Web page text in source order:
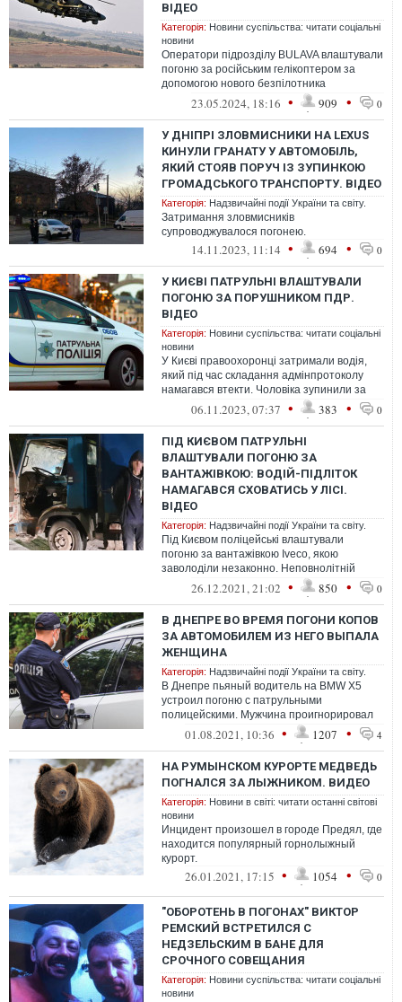
ВІДЕО
Категорія: Новини суспільства: читати соціальні
новини
Оператори підрозділу BULAVA влаштували
погоню за російським гелікоптером за
допомогою нового безпілотника
українського виробництва
23.05.2024, 18:16 • 909 • 0
У ДНІПРІ ЗЛОВМИСНИКИ НА LEXUS
КИНУЛИ ГРАНАТУ У АВТОМОБІЛЬ,
ЯКИЙ СТОЯВ ПОРУЧ ІЗ ЗУПИНКОЮ
ГРОМАДСЬКОГО ТРАНСПОРТУ. ВІДЕО
Категорія: Надзвичайні події України та світу.
Затримання зловмисників
супроводжувалося погонею.
14.11.2023, 11:14 • 694 • 0
У КИЄВІ ПАТРУЛЬНІ ВЛАШТУВАЛИ
ПОГОНЮ ЗА ПОРУШНИКОМ ПДР.
ВІДЕО
Категорія: Новини суспільства: читати соціальні
новини
У Києві правоохоронці затримали водія,
який під час складання адмінпротоколу
намагався втекти. Чоловіка зупинили за
порушення ПДР, проте він поводився...
06.11.2023, 07:37 • 383 • 0
ПІД КИЄВОМ ПАТРУЛЬНІ
ВЛАШТУВАЛИ ПОГОНЮ ЗА
ВАНТАЖІВКОЮ: ВОДІЙ-ПІДЛІТОК
НАМАГАВСЯ СХОВАТИСЬ У ЛІСІ.
ВІДЕО
Категорія: Надзвичайні події України та світу.
Під Києвом поліцейські влаштували
погоню за вантажівкою Iveco, якою
заволоділи незаконно. Неповнолітній
водій спершу намагався втекти, а
26.12.2021, 21:02 • 850 • 0
В ДНЕПРЕ ВО ВРЕМЯ ПОГОНИ КОПОВ
ЗА АВТОМОБИЛЕМ ИЗ НЕГО ВЫПАЛА
ЖЕНЩИНА
Категорія: Надзвичайні події України та світу.
В Днепре пьяный водитель на BMW X5
устроил погоню с патрульными
полицейскими. Мужчина проигнорировал
требование правоохранителей
остановиться и продол...
01.08.2021, 10:36 • 1207 • 4
НА РУМЫНСКОМ КУРОРТЕ МЕДВЕДЬ
ПОГНАЛСЯ ЗА ЛЫЖНИКОМ. ВИДЕО
Категорія: Новини в світі: читати останні світові
новини
Инцидент произошел в городе Предял, где
находится популярный горнолыжный
курорт.
26.01.2021, 17:15 • 1054 • 0
"ОБОРОТЕНЬ В ПОГОНАХ" ВИКТОР
РЕМСКИЙ ВСТРЕТИЛСЯ С
НЕДЗЕЛЬСКИМ В БАНЕ ДЛЯ
СРОЧНОГО СОВЕЩАНИЯ
Категорія: Новини суспільства: читати соціальні
новини